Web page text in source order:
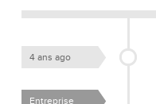
4 ans ago
Entreprise